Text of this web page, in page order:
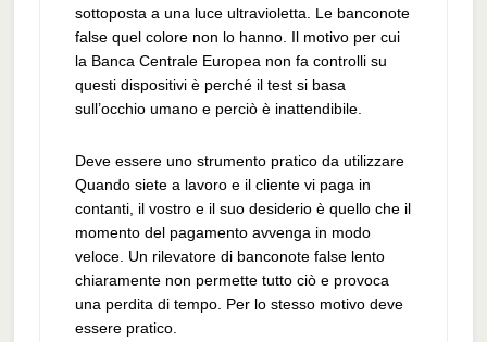
sottoposta a una luce ultravioletta. Le banconote
false quel colore non lo hanno. Il motivo per cui
la Banca Centrale Europea non fa controlli su
questi dispositivi è perché il test si basa
sull’occhio umano e perciò è inattendibile.
Deve essere uno strumento pratico da utilizzare
Quando siete a lavoro e il cliente vi paga in
contanti, il vostro e il suo desiderio è quello che il
momento del pagamento avvenga in modo
veloce. Un rilevatore di banconote false lento
chiaramente non permette tutto ciò e provoca
una perdita di tempo. Per lo stesso motivo deve
essere pratico.